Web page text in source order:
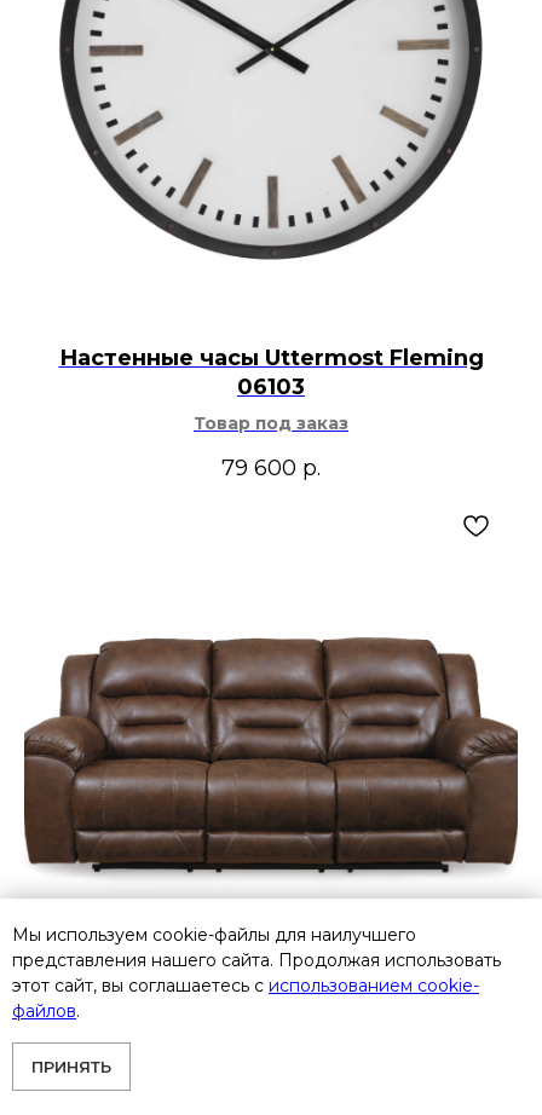
Настенные часы Uttermost Fleming
06103
Товар под заказ
79 600 р.
3990488 Трехместный диван-реклайнер
Ashley Furniture Stoneland
Мы используем cookie-файлы для наилучшего
представления нашего сайта. Продолжая использовать
этот сайт, вы соглашаетесь с использованием cookie-
файлов.
ПРИНЯТЬ